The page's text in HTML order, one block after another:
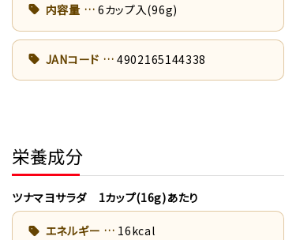
内容量 6カップ入(96g)
JANコード 4902165144338
栄養成分
ツナマヨサラダ 1カップ(16g)あたり
エネルギー 16kcal